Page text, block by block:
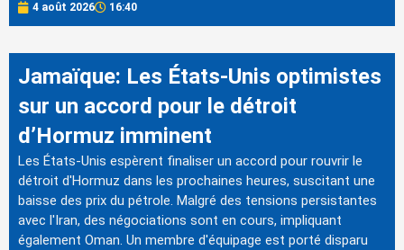
4 août 2026 16:40
Jamaïque: Les États-Unis optimistes
sur un accord pour le détroit
d’Hormuz imminent
Les États-Unis espèrent finaliser un accord pour rouvrir le
détroit d'Hormuz dans les prochaines heures, suscitant une
baisse des prix du pétrole. Malgré des tensions persistantes
avec l'Iran, des négociations sont en cours, impliquant
également Oman. Un membre d'équipage est porté disparu